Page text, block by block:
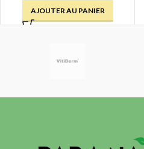
AJOUTER AU PANIER